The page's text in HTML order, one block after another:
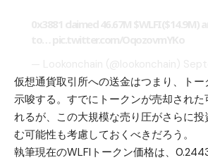
仮想通貨取引所への送金はつまり、ト
示唆する。すでにトークンが売却され
れるが、この大規模な売り圧がさらに
む可能性も考慮しておくべきだろう。
執筆現在のWLFIトークン価格は、